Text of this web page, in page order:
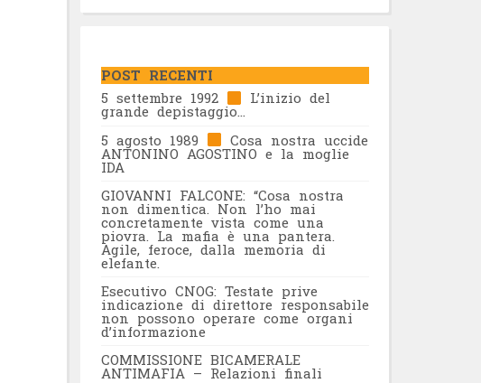
POST RECENTI
5 settembre 1992
L’inizio del
grande depistaggio…
5 agosto 1989
Cosa nostra uccide
ANTONINO AGOSTINO e la moglie
IDA
GIOVANNI FALCONE: “Cosa nostra
non dimentica. Non l’ho mai
concretamente vista come una
piovra. La mafia è una pantera.
Agile, feroce, dalla memoria di
elefante.
Esecutivo CNOG: Testate prive
indicazione di direttore responsabile
non possono operare come organi
d’informazione
COMMISSIONE BICAMERALE
ANTIMAFIA – Relazioni finali